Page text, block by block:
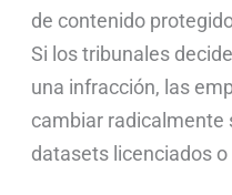
de contenido
Si los tribunales
una infracción, las
cambiar radicalmente
datasets licenciados